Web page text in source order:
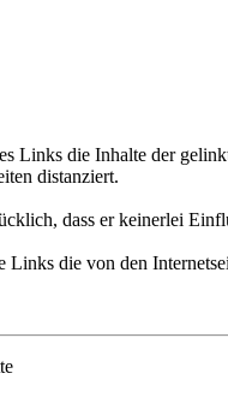
die Inhalte der
distanziert.
dass er keinerlei
Links die von den